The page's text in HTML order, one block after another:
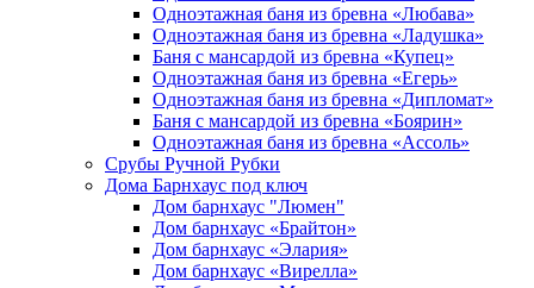
Одноэтажная баня из бревна «Любава»
Одноэтажная баня из бревна «Ладушка»
Баня с мансардой из бревна «Купец»
Одноэтажная баня из бревна «Егерь»
Одноэтажная баня из бревна «Дипломат»
Баня с мансардой из бревна «Боярин»
Одноэтажная баня из бревна «Ассоль»
Срубы Ручной Рубки
Дома Барнхаус под ключ
Дом барнхаус "Люмен"
Дом барнхаус «Брайтон»
Дом барнхаус «Элария»
Дом барнхаус «Вирелла»